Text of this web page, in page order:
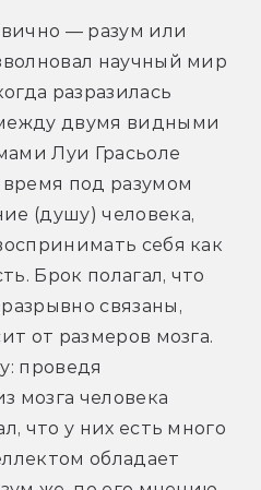
— разум или
научный мир
разразилась
двумя видными
Луи Грасьоле
время под разумом
(душу) человека,
себя как
Брок полагал, что
связаны,
от размеров мозга.
проведя
мозга человека
что у них есть много
обладает